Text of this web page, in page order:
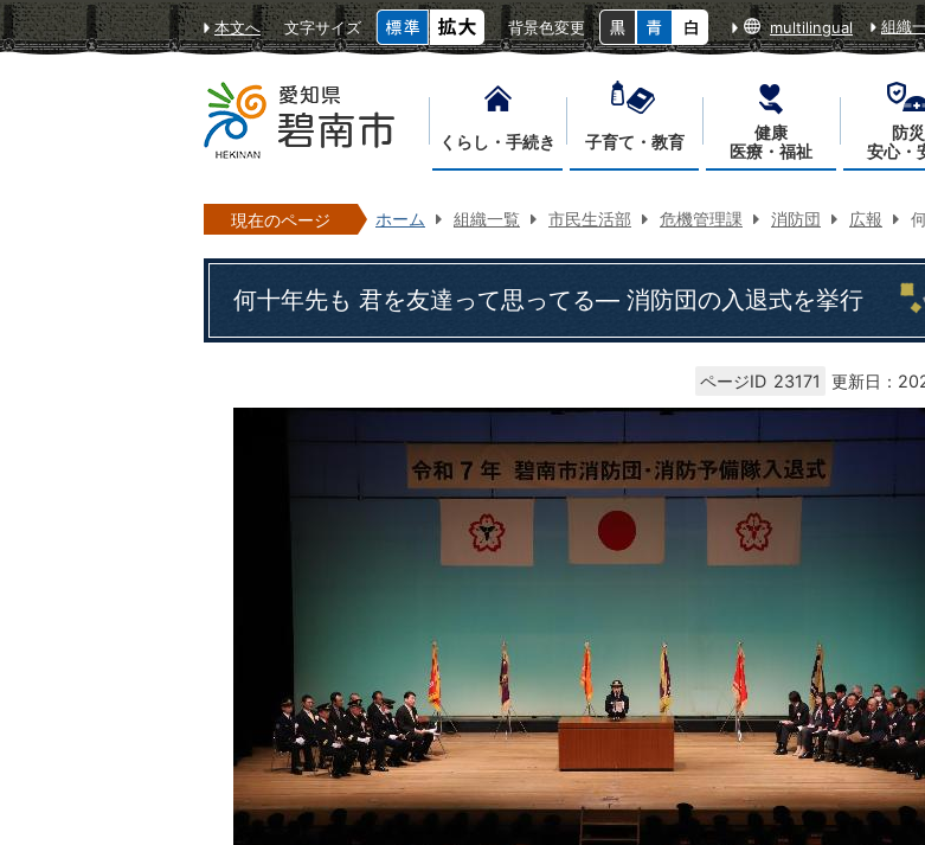
本文へ 文字サイズ 背景色変更 multilingual 組織
くらし・手続き 子育て・教育
健康
医療・福祉
防災
安心・
現在のページ ホーム 組織一覧 市民生活部 危機管理課 消防団 広報
何十年先も 君を友達って思ってる― 消防団の入退式を挙行
ページID 23171 更新日：